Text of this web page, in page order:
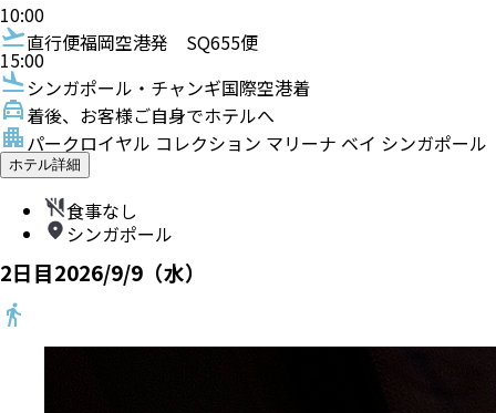
10:00
直行便福岡空港発 SQ655便
15:00
シンガポール・チャンギ国際空港着
着後、お客様ご自身でホテルへ
パークロイヤル コレクション マリーナ ベイ シンガポール
ホテル詳細
食事なし
シンガポール
2日目2026/9/9（水）